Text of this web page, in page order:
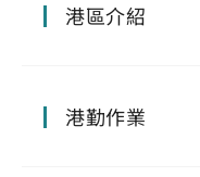
港區介紹
港勤作業